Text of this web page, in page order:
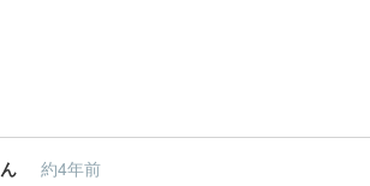
約4年前